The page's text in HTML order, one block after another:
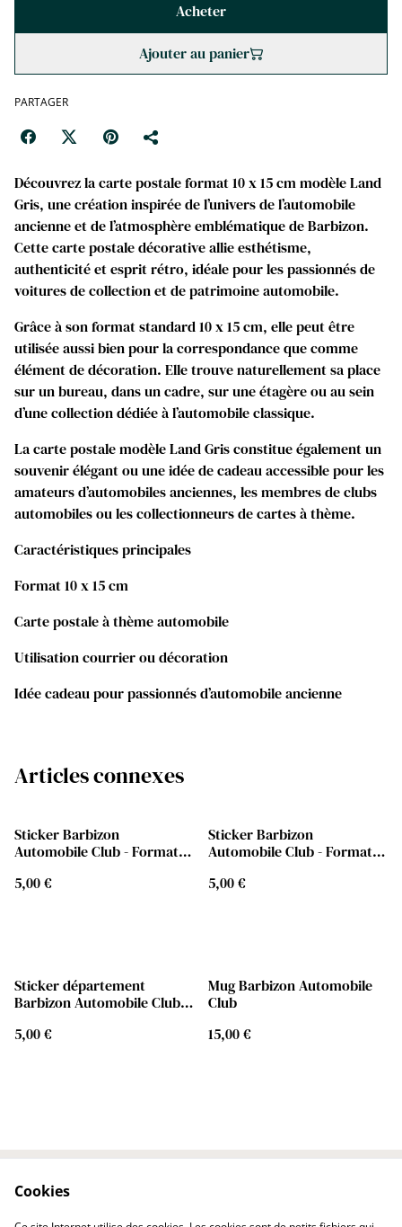
Acheter
Ajouter au panier
PARTAGER
Découvrez la carte postale format 10 x 15 cm modèle Land
Gris, une création inspirée de l’univers de l’automobile
ancienne et de l’atmosphère emblématique de Barbizon.
Cette carte postale décorative allie esthétisme,
authenticité et esprit rétro, idéale pour les passionnés de
voitures de collection et de patrimoine automobile.
Grâce à son format standard 10 x 15 cm, elle peut être
utilisée aussi bien pour la correspondance que comme
élément de décoration. Elle trouve naturellement sa place
sur un bureau, dans un cadre, sur une étagère ou au sein
d’une collection dédiée à l’automobile classique.
La carte postale modèle Land Gris constitue également un
souvenir élégant ou une idée de cadeau accessible pour les
amateurs d’automobiles anciennes, les membres de clubs
automobiles ou les collectionneurs de cartes à thème.
Caractéristiques principales
Format 10 x 15 cm
Carte postale à thème automobile
Utilisation courrier ou décoration
Idée cadeau pour passionnés d’automobile ancienne
Articles connexes
Sticker Barbizon
Automobile Club - Format
5,00 €
Sticker Barbizon
Automobile Club - Format
5,00 €
Sticker département
Barbizon Automobile Club
d'immatriculation
5,00 €
Mug Barbizon Automobile
Club
15,00 €
Politique de
Politique de cookies
Cookies